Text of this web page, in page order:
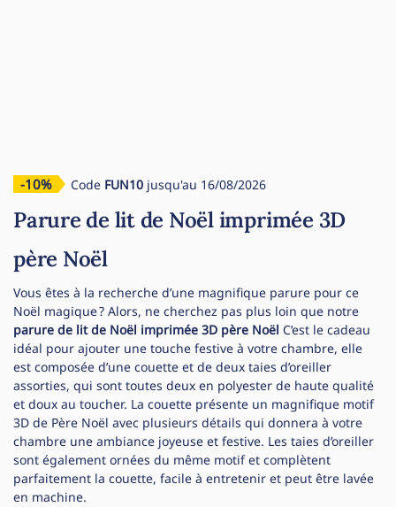
-10% Code FUN10 jusqu'au 16/08/2026
Parure de lit de Noël imprimée 3D
père Noël
Vous êtes à la recherche d’une magnifique parure pour ce
Noël magique ? Alors, ne cherchez pas plus loin que notre
parure de lit de Noël imprimée 3D père Noël C’est le cadeau
idéal pour ajouter une touche festive à votre chambre, elle
est composée d’une couette et de deux taies d’oreiller
assorties, qui sont toutes deux en polyester de haute qualité
et doux au toucher. La couette présente un magnifique motif
3D de Père Noël avec plusieurs détails qui donnera à votre
chambre une ambiance joyeuse et festive. Les taies d’oreiller
sont également ornées du même motif et complètent
parfaitement la couette, facile à entretenir et peut être lavée
en machine.